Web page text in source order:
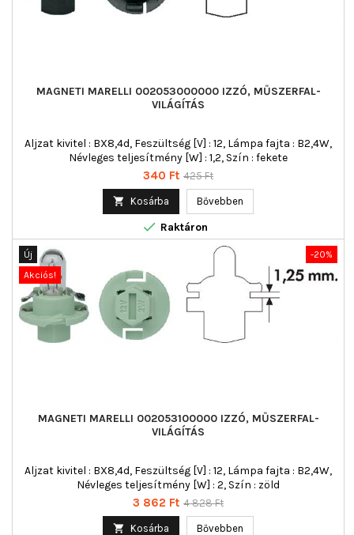
MAGNETI MARELLI 002053000000 IZZÓ, MŰSZERFAL-
VILÁGÍTÁS
Aljzat kivitel : BX8,4d, Feszültség [V] : 12, Lámpa fajta : B2,4W,
Névleges teljesítmény [W] : 1,2, Szín : fekete
Ár
340 Ft Normál
425 Ft
 Kosárba Bővebben
 Raktáron
-20%
Új
Akciós!
MAGNETI MARELLI 002053100000 IZZÓ, MŰSZERFAL-
VILÁGÍTÁS
Aljzat kivitel : BX8,4d, Feszültség [V] : 12, Lámpa fajta : B2,4W,
Névleges teljesítmény [W] : 2, Szín : zöld
Ár
3 862 Ft Normál
4 828 Ft
 Kosárba Bővebben